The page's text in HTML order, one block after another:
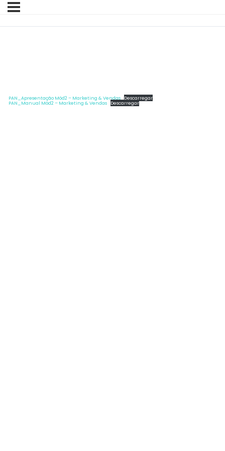
PAN_Apresentação Mód2 – Marketing & Vendas Descarregar
PAN_Manual Mód2 – Marketing & Vendas Descarregar